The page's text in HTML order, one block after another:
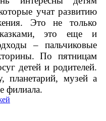
учат развитию
Это не только
это еще и
– пальчиковые
По пятницам
детей и родителей.
планетарий, музей а
филиала.